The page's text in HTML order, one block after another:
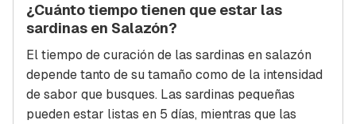
¿Cuánto tiempo tienen que estar las
sardinas en Salazón?
El tiempo de curación de las sardinas en salazón
depende tanto de su tamaño como de la intensidad
de sabor que busques. Las sardinas pequeñas
pueden estar listas en 5 días, mientras que las